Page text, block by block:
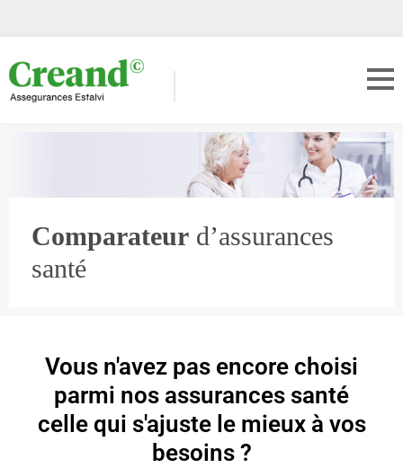
Comparateur d’assurances
santé
Vous n'avez pas encore choisi
parmi nos assurances santé
celle qui s'ajuste le mieux à vos
besoins ?